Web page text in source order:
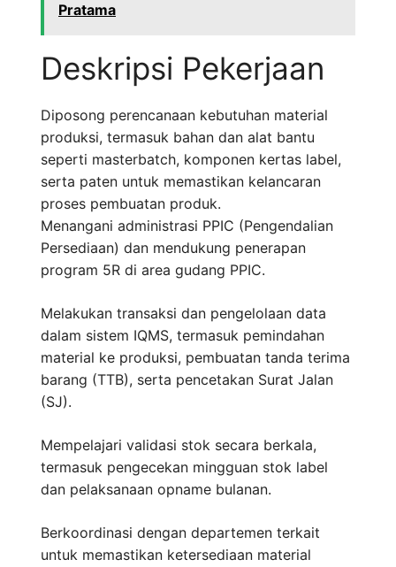
Pratama
Deskripsi Pekerjaan
Diposong perencanaan kebutuhan material
produksi, termasuk bahan dan alat bantu
seperti masterbatch, komponen kertas label,
serta paten untuk memastikan kelancaran
proses pembuatan produk.
Menangani administrasi PPIC (Pengendalian
Persediaan) dan mendukung penerapan
program 5R di area gudang PPIC.
Melakukan transaksi dan pengelolaan data
dalam sistem IQMS, termasuk pemindahan
material ke produksi, pembuatan tanda terima
barang (TTB), serta pencetakan Surat Jalan
(SJ).
Mempelajari validasi stok secara berkala,
termasuk pengecekan mingguan stok label
dan pelaksanaan opname bulanan.
Berkoordinasi dengan departemen terkait
untuk memastikan ketersediaan material